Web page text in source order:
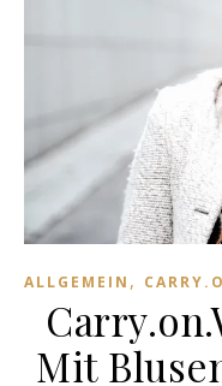
ALLGEMEIN ,
Mit